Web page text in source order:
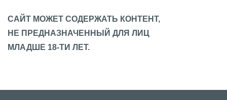
САЙТ МОЖЕТ СОДЕРЖАТЬ КОНТЕНТ,
НЕ ПРЕДНАЗНАЧЕННЫЙ ДЛЯ ЛИЦ
МЛАДШЕ 18-ТИ ЛЕТ.